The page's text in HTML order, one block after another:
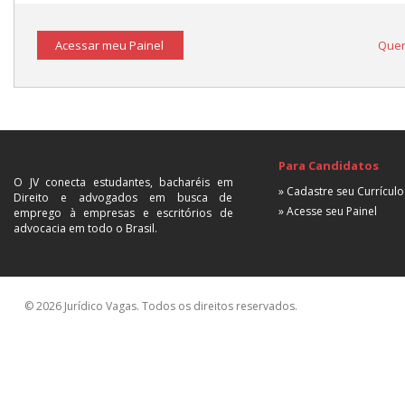
Acessar meu Painel
O JV conecta estudantes, bacharéis em
Direito e advogados em busca de
emprego à empresas e escritórios de
advocacia em todo o Brasil.
Para Candidatos
» Cadastre seu Currículo
» Acesse seu Painel
© 2026 Jurídico Vagas. Todos os direitos reservados.